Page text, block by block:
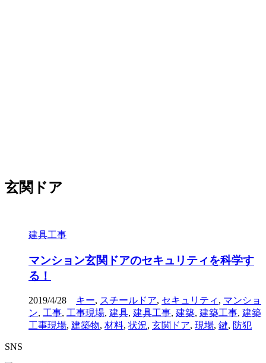
玄関ドア
建具工事
マンション玄関ドアのセキュリティを科学す
る！
2019/4/28 キー, スチールドア, セキュリティ , マンショ
ン, 工事, 工事現場, 建具, 建具工事, 建築, 建築工事, 建築
工事現場, 建築物, 材料, 状況, 玄関ドア, 現場, 鍵, 防犯
SNS